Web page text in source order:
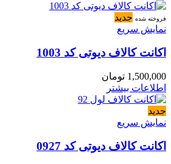
فروخته شده جدید
نمایش سریع
اکانت کالاف دیوتی کد 1003
1,500,000 تومان
اطلاعات بیشتر
جدید
نمایش سریع
اکانت کالاف دیوتی کد 0927